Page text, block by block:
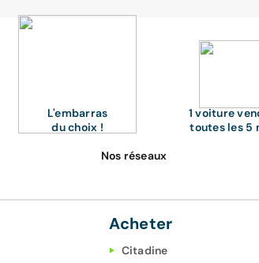
L'embarras
du choix !
1 voiture
toutes les 5
Nos réseaux
Acheter
Citadine